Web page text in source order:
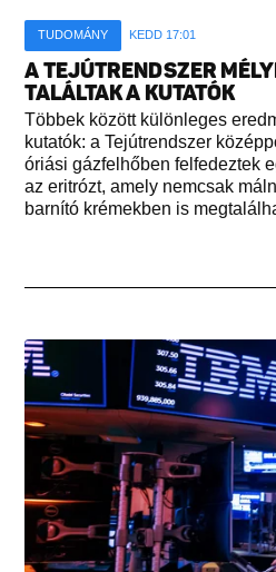
TUDOMÁNY KEDD 17:01
A TEJÚTRENDSZER
TALÁLTAK A KUTATÓK
Többek között különleges
kutatók: a Tejútrendszer
óriási gázfelhőben felfedeztek
az eritrózt, amely nemcsak
barnító krémekben is